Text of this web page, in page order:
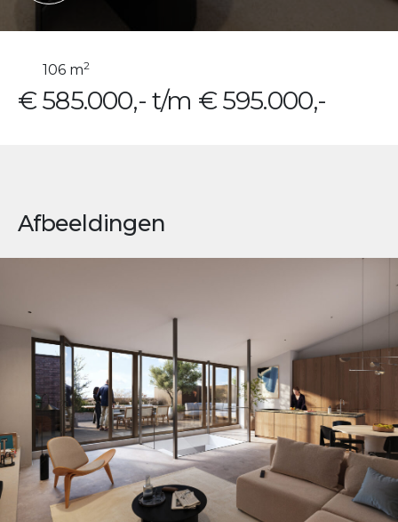
106 m2
€ 585.000,- t/m € 595.000,-
Afbeeldingen